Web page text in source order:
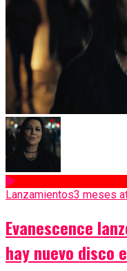
Lanzamientos3 meses
Evanescence
hay nuevo disco